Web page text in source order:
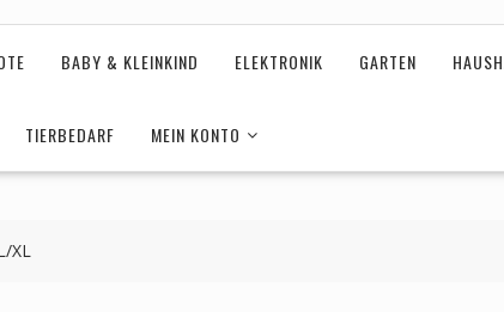
BABY & KLEINKIND ELEKTRONIK GARTEN
TIERBEDARF MEIN KONTO
XL